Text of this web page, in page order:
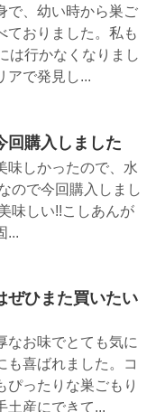
で、幼い時から巣ご
ておりました。私も
は行かなくなりまし
アで発見し...
回購入しました
味しかったので、水
ので今回購入しまし
味しい!!こしあんが
...
ぜひまた買いたい
なお味でとても気に
も喜ばれました。コ
ぴったりな巣ごもり
土産にできて...